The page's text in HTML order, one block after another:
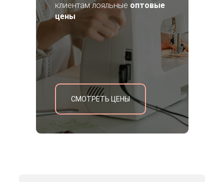
клиентам лояльные оптовые
цены
СМОТРЕТЬ ЦЕНЫ